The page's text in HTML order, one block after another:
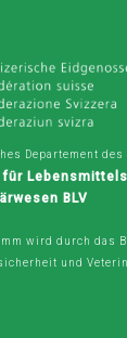
Departement des
für
BLV
wird durch das
und